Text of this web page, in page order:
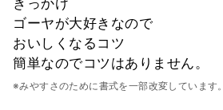
きっかけ
ゴーヤが大好きなので
おいしくなるコツ
簡単なのでコツはありません。
※みやすさのために書式を一部改変しています。